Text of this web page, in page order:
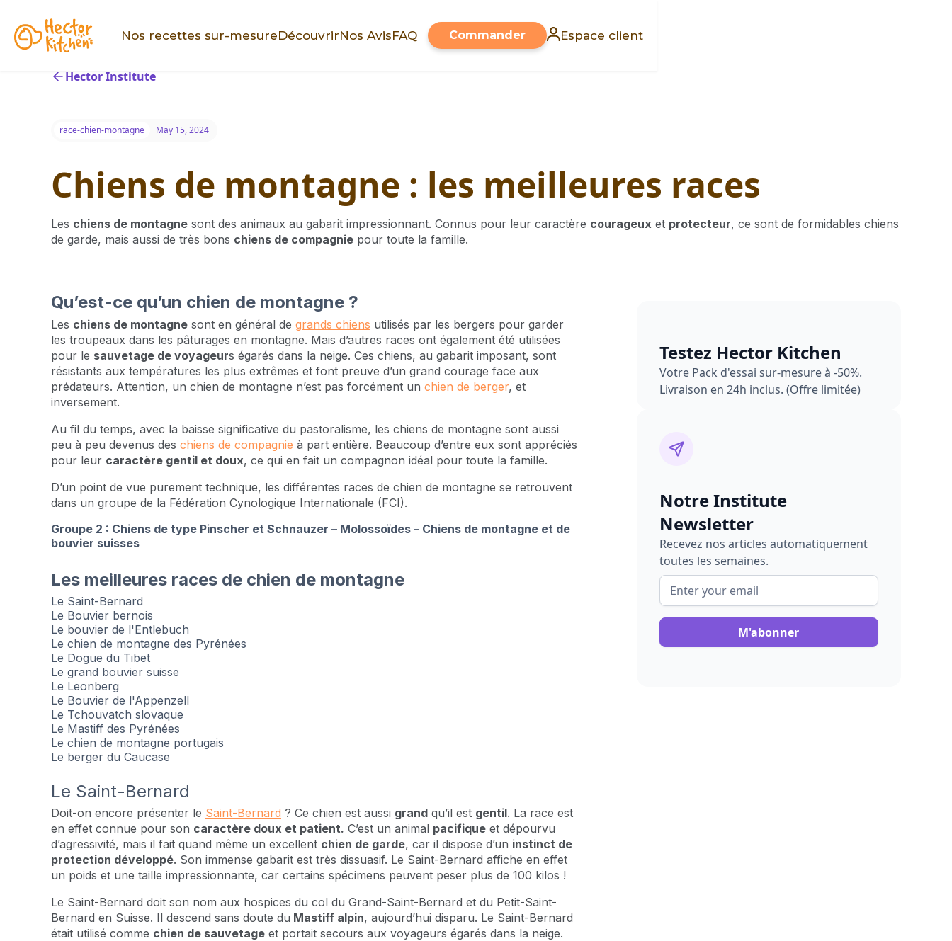
Nos recettes sur-mesureDécouvrirNos AvisFAQ Commander Espace client
Hector Institute
race-chien-montagne May 15, 2024
Chiens de montagne : les meilleures races
Les chiens de montagne sont des animaux au gabarit impressionnant. Connus pour leur caractère courageux et protecteur, ce sont de formidables chiens
de garde, mais aussi de très bons chiens de compagnie pour toute la famille.
Qu’est-ce qu’un chien de montagne ?
Les chiens de montagne sont en général de grands chiens utilisés par les bergers pour garder
les troupeaux dans les pâturages en montagne. Mais d’autres races ont également été utilisées
pour le sauvetage de voyageurs égarés dans la neige. Ces chiens, au gabarit imposant, sont
résistants aux températures les plus extrêmes et font preuve d’un grand courage face aux
prédateurs. Attention, un chien de montagne n’est pas forcément un chien de berger, et
inversement.
Au fil du temps, avec la baisse significative du pastoralisme, les chiens de montagne sont aussi
peu à peu devenus des chiens de compagnie à part entière. Beaucoup d’entre eux sont appréciés
pour leur caractère gentil et doux, ce qui en fait un compagnon idéal pour toute la famille.
D’un point de vue purement technique, les différentes races de chien de montagne se retrouvent
dans un groupe de la Fédération Cynologique Internationale (FCI).
Groupe 2 : Chiens de type Pinscher et Schnauzer – Molossoïdes – Chiens de montagne et de
bouvier suisses
Les meilleures races de chien de montagne
Le Saint-Bernard
Le Bouvier bernois
Le bouvier de l'Entlebuch
Le chien de montagne des Pyrénées
Le Dogue du Tibet
Le grand bouvier suisse
Le Leonberg
Le Bouvier de l'Appenzell
Le Tchouvatch slovaque
Le Mastiff des Pyrénées
Le chien de montagne portugais
Le berger du Caucase
Le Saint-Bernard
Doit-on encore présenter le Saint-Bernard ? Ce chien est aussi grand qu’il est gentil. La race est
en effet connue pour son caractère doux et patient. C’est un animal pacifique et dépourvu
d’agressivité, mais il fait quand même un excellent chien de garde, car il dispose d’un instinct de
protection développé. Son immense gabarit est très dissuasif. Le Saint-Bernard affiche en effet
un poids et une taille impressionnante, car certains spécimens peuvent peser plus de 100 kilos !
Le Saint-Bernard doit son nom aux hospices du col du Grand-Saint-Bernard et du Petit-Saint-
Bernard en Suisse. Il descend sans doute du Mastiff alpin, aujourd’hui disparu. Le Saint-Bernard
était utilisé comme chien de sauvetage et portait secours aux voyageurs égarés dans la neige.
Testez Hector Kitchen
Votre Pack d'essai sur-mesure à -50%.
Livraison en 24h inclus. (Offre limitée)
Notre Institute
Newsletter
Recevez nos articles automatiquement
toutes les semaines.